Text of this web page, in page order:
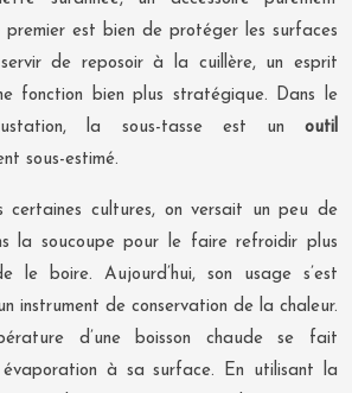
est bien de protéger les surfaces
de reposoir à la cuillère, un esprit
fonction bien plus stratégique. Dans le
la sous-tasse est un outil
sous-estimé.
certaines cultures, on versait un peu de
la soucoupe pour le faire refroidir plus
le boire. Aujourd’hui, son usage s’est
instrument de conservation de la chaleur.
d’une boisson chaude se fait
à sa surface. En utilisant la